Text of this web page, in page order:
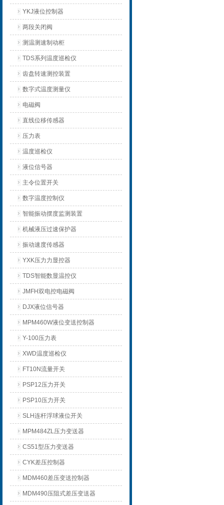
YKJ液位控制器
两段关闭阀
测温测速制动柜
TDS系列温度巡检仪
齿盘转速测控装置
数字式温度测量仪
电磁阀
直线位移传感器
压力表
温度巡检仪
液位信号器
主令位置开关
数字温度控制仪
智能振动摆度监测装置
机械液压过速保护器
振动速度传感器
YXK压力力显控器
TDS智能数显温控仪
JMFH双电控电磁阀
DJX液位信号器
MPM460W液位变送控制器
Y-100压力表
XWD温度巡检仪
FT10N流量开关
PSP12压力开关
PSP10压力开关
SLH连杆浮球液位开关
MPM484ZL压力变送器
CS51型压力变送器
CYK差压控制器
MDM460差压变送控制器
MDM490压阻式差压变送器